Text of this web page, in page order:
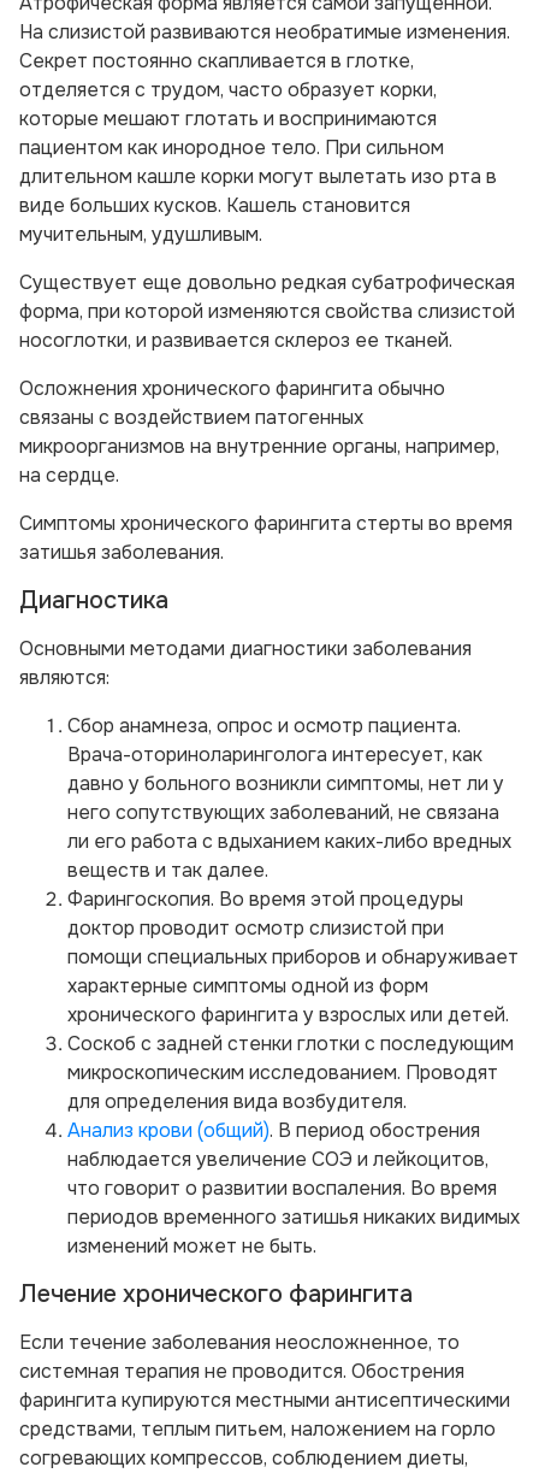
На слизистой развиваются необратимые изменения.
Секрет постоянно скапливается в глотке,
отделяется с трудом, часто образует корки,
которые мешают глотать и воспринимаются
пациентом как инородное тело. При сильном
длительном кашле корки могут вылетать изо рта в
виде больших кусков. Кашель становится
мучительным, удушливым.
Существует еще довольно редкая субатрофическая
форма, при которой изменяются свойства слизистой
носоглотки, и развивается склероз ее тканей.
Осложнения хронического фарингита обычно
связаны с воздействием патогенных
микроорганизмов на внутренние органы, например,
на сердце.
Симптомы хронического фарингита стерты во время
затишья заболевания.
Диагностика
Основными методами диагностики заболевания
являются:
Сбор анамнеза, опрос и осмотр пациента.
Врача-оториноларинголога интересует, как
давно у больного возникли симптомы, нет ли у
него сопутствующих заболеваний, не связана
ли его работа с вдыханием каких-либо вредных
веществ и так далее.
Фарингоскопия. Во время этой процедуры
доктор проводит осмотр слизистой при
помощи специальных приборов и обнаруживает
характерные симптомы одной из форм
хронического фарингита у взрослых или детей.
Соскоб с задней стенки глотки с последующим
микроскопическим исследованием. Проводят
для определения вида возбудителя.
Анализ крови (общий). В период обострения
наблюдается увеличение СОЭ и лейкоцитов,
что говорит о развитии воспаления. Во время
периодов временного затишья никаких видимых
изменений может не быть.
Лечение хронического фарингита
Если течение заболевания неосложненное, то
системная терапия не проводится. Обострения
фарингита купируются местными антисептическими
средствами, теплым питьем, наложением на горло
согревающих компрессов, соблюдением диеты,